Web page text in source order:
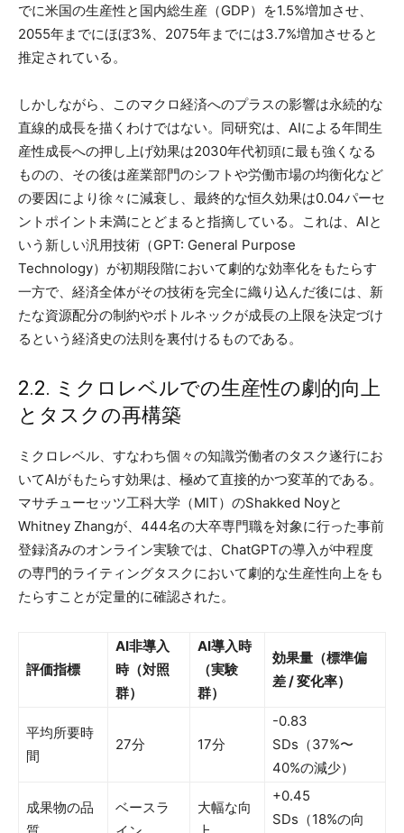
でに米国の生産性と国内総生産（GDP）を1.5%増加させ、
2055年までにほぼ3%、2075年までには3.7%増加させると
推定されている。
しかしながら、このマクロ経済へのプラスの影響は永続的な
直線的成長を描くわけではない。同研究は、AIによる年間生
産性成長への押し上げ効果は2030年代初頭に最も強くなる
ものの、その後は産業部門のシフトや労働市場の均衡化など
の要因により徐々に減衰し、最終的な恒久効果は0.04パーセ
ントポイント未満にとどまると指摘している。これは、AIと
いう新しい汎用技術（GPT: General Purpose
Technology）が初期段階において劇的な効率化をもたらす
一方で、経済全体がその技術を完全に織り込んだ後には、新
たな資源配分の制約やボトルネックが成長の上限を決定づけ
るという経済史の法則を裏付けるものである。
2.2. ミクロレベルでの生産性の劇的向上
とタスクの再構築
ミクロレベル、すなわち個々の知識労働者のタスク遂行にお
いてAIがもたらす効果は、極めて直接的かつ変革的である。
マサチューセッツ工科大学（MIT）のShakked Noyと
Whitney Zhangが、444名の大卒専門職を対象に行った事前
登録済みのオンライン実験では、ChatGPTの導入が中程度
の専門的ライティングタスクにおいて劇的な生産性向上をも
たらすことが定量的に確認された。
評価指標
AI非導入
時（対照
群）
AI導入時
（実験
群）
効果量（標準偏
差 / 変化率）
平均所要時
間
27分 17分
-0.83
SDs（37%〜
40%の減少）
成果物の品
ベースラ
大幅な向
+0.45
SDs（18%の向